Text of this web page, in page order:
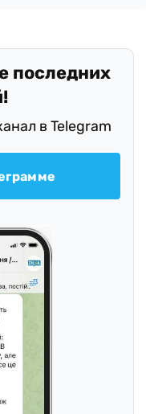
последних
в Telegram